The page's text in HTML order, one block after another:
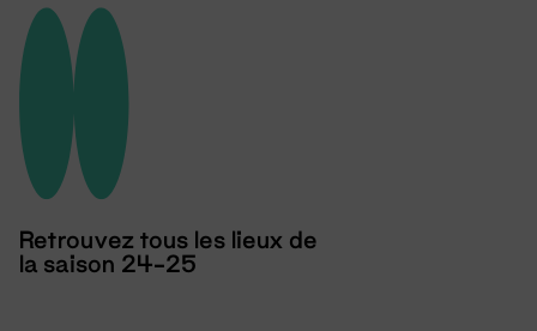
Retrouvez tous les lieux de
la saison 24-25